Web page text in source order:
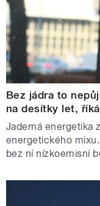
Bez jádra to
na desítky let,
Jaderná energetika
energetického
bez ní nízkoemisní